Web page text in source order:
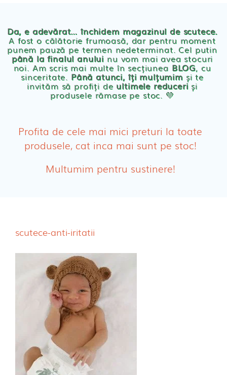
Servetele umede ecologice
Cosmetice BEBE
Olita Bio Naty
PRODUSE FEMEI
Absorbante Post-Natale
Absorbante Incontinenta Urinara
Da, e adevărat… închidem magazinul de scutece.
A fost o călătorie frumoasă, dar pentru moment
punem pauză pe termen nedeterminat. Cel putin
până la finalul anului nu vom mai avea stocuri
noi. Am scris mai multe în secțiunea BLOG, cu
sinceritate. Până atunci, îți mulțumimși te
invităm să profiți de ultimele reduceriși
produsele rămase pe stoc. 💛
Profita de cele mai mici preturi la toate
produsele, cat inca mai sunt pe stoc!
Multumim pentru sustinere!
scutece-anti-iritatii